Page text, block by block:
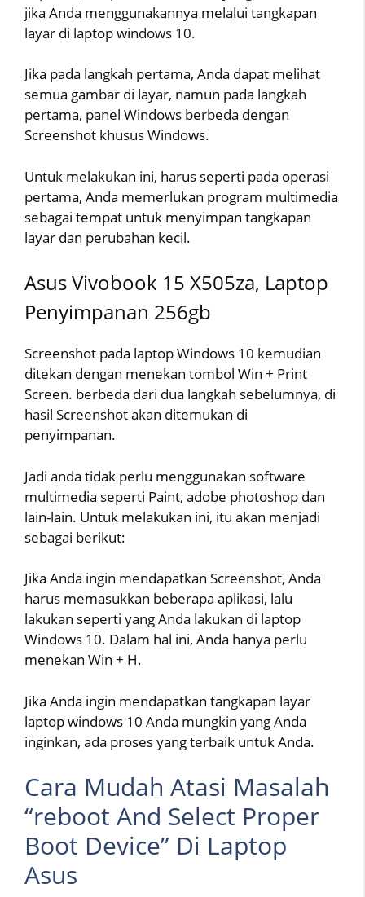
jika Anda menggunakannya melalui tangkapan
layar di laptop windows 10.
Jika pada langkah pertama, Anda dapat melihat
semua gambar di layar, namun pada langkah
pertama, panel Windows berbeda dengan
Screenshot khusus Windows.
Untuk melakukan ini, harus seperti pada operasi
pertama, Anda memerlukan program multimedia
sebagai tempat untuk menyimpan tangkapan
layar dan perubahan kecil.
Asus Vivobook 15 X505za, Laptop
Penyimpanan 256gb
Screenshot pada laptop Windows 10 kemudian
ditekan dengan menekan tombol Win + Print
Screen. berbeda dari dua langkah sebelumnya, di
hasil Screenshot akan ditemukan di
penyimpanan.
Jadi anda tidak perlu menggunakan software
multimedia seperti Paint, adobe photoshop dan
lain-lain. Untuk melakukan ini, itu akan menjadi
sebagai berikut:
Jika Anda ingin mendapatkan Screenshot, Anda
harus memasukkan beberapa aplikasi, lalu
lakukan seperti yang Anda lakukan di laptop
Windows 10. Dalam hal ini, Anda hanya perlu
menekan Win + H.
Jika Anda ingin mendapatkan tangkapan layar
laptop windows 10 Anda mungkin yang Anda
inginkan, ada proses yang terbaik untuk Anda.
Cara Mudah Atasi Masalah
“reboot And Select Proper
Boot Device” Di Laptop
Asus